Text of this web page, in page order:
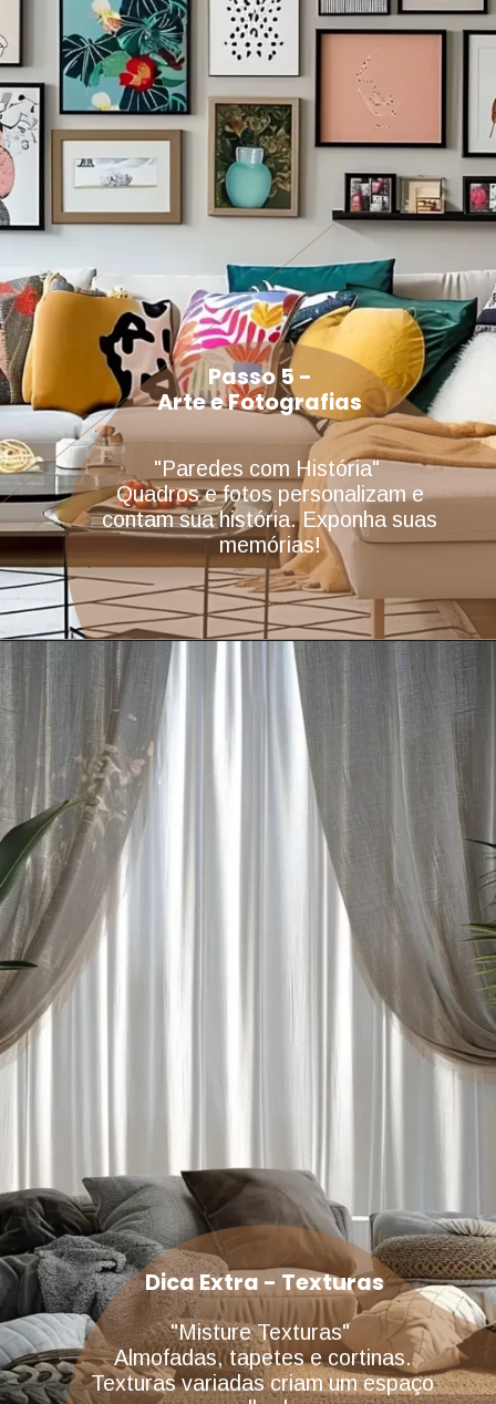
"Paredes com História"
Quadros e fotos personalizam e
contam sua história. Exponha suas
memórias!
Passo 5 -
Arte e Fotografias
"Misture Texturas"
Almofadas, tapetes e cortinas.
Texturas variadas criam um espaço
Dica Extra - Texturas